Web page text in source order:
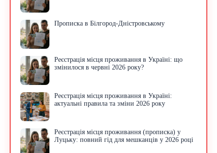
Прописка в Білгород-Дністровському
Реєстрація місця проживання в Україні: що
змінилося в червні 2026 року?
Реєстрація місця проживання в Україні:
актуальні правила та зміни 2026 року
Реєстрація місця проживання (прописка) у
Луцьку: повний гід для мешканців у 2026 році